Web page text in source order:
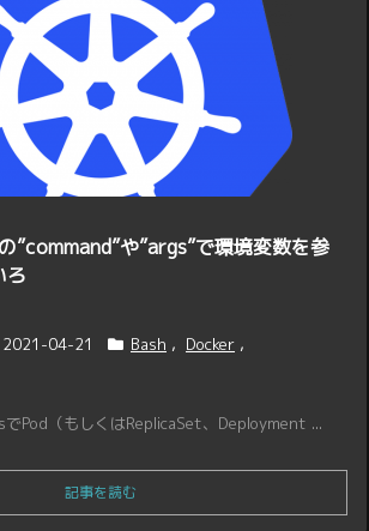
”command”や”args”で環境変数を参
ろ
2021-04-21 Bash , Docker ,
Pod（もしくはReplicaSet、Deployment ...
記事を読む